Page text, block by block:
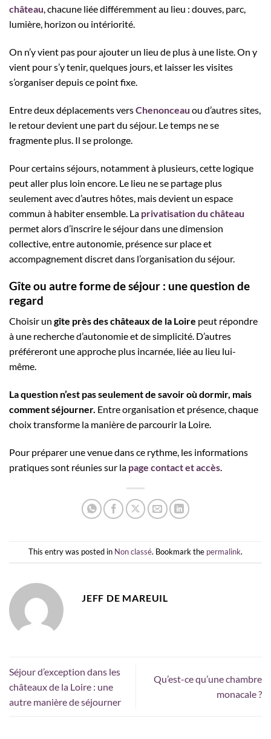
château, chacune liée différemment au lieu : douves, parc,
lumière, horizon ou intériorité.
On n’y vient pas pour ajouter un lieu de plus à une liste. On y
vient pour s’y tenir, quelques jours, et laisser les visites
s’organiser depuis ce point fixe.
Entre deux déplacements versChenonceau ou d’autres sites,
le retour devient une part du séjour. Le temps ne se
fragmente plus. Il se prolonge.
Pour certains séjours, notamment à plusieurs, cette logique
peut aller plus loin encore. Le lieu ne se partage plus
seulement avec d’autres hôtes, mais devient un espace
commun à habiter ensemble. La privatisation du château
permet alors d’inscrire le séjour dans une dimension
collective, entre autonomie, présence sur place et
accompagnement discret dans l’organisation du séjour.
Gîte ou autre forme de séjour : une question de
regard
Choisir un gîte près des châteaux de la Loire peut répondre
à une recherche d’autonomie et de simplicité. D’autres
préféreront une approche plus incarnée, liée au lieu lui-
même.
La question n’est pas seulement de savoir où dormir, mais
comment séjourner. Entre organisation et présence, chaque
choix transforme la manière de parcourir la Loire.
Pour préparer une venue dans ce rythme, les informations
pratiques sont réunies sur la page contact et accès
This entry was posted in Non classé. Bookmark the permalink.
JEFF DE MAREUIL
Séjour d’exception dans les
châteaux de la Loire : une
autre manière de séjourner
Qu’est-ce qu’une chambre
monacale ?